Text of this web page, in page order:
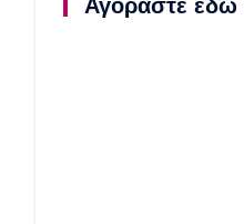
Αγοράστε εδώ